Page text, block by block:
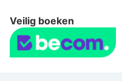
Veilig boeken